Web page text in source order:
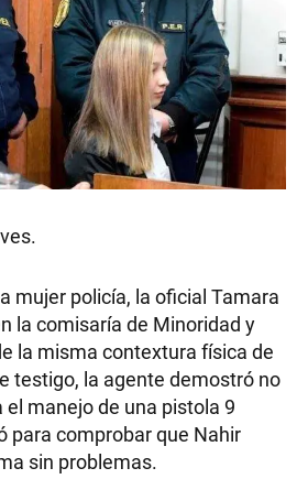
mujer policía, la oficial Tamara
la comisaría de Minoridad y
la misma contextura física de
testigo, la agente demostró no
manejo de una pistola 9
para comprobar que Nahir
sin problemas.